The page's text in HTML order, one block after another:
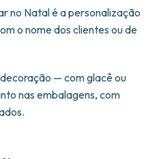
no Natal é a personalização
o nome dos clientes ou de
— com glacê ou
nas embalagens, com